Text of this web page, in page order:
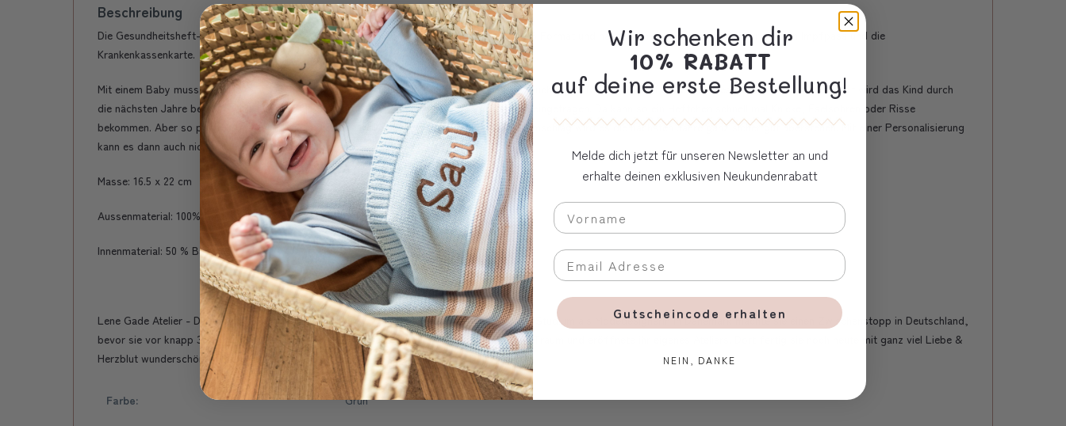
Beschreibung
Die Gesundheitsheft-Hülle von 'Atelier Gade' bietet Platz für das Gesundheitsheft in DinA 5 Format und hat zudem noch zwei Innenfächer für den Impfpass und die
Krankenkassenkarte.
Mit einem Baby muss man alle paar Wochen zum Kinderarzt für die wichtigen Kontrolluntersuchungen. Nie fehlen darf dabei das Gesundheitsheft. Dieses Heft wird das Kind durch
die nächsten Jahre begleiten. Hier werden alle Vorsorgeuntersuchungen sowie Fortschritte eingetragen. Da kann so ein Heftchen schnell mal Knicke, Eselsohren oder Risse
bekommen. Aber so perfekt geschützt wie in diesem niedlichen sowie praktischen Schutzumschlag wird es die nächsten Jahre ganz sicher gut überstehen. Mit einer Personalisierung
kann es dann auch nicht mehr verwechselt werden.
Masse: 16.5 x 22 cm
Aussenmaterial: 100% Baumwolle
Innenmaterial: 50 % Baumwolle 50% PA
Lene Gade Atelier - Die liebe Lene ist geboren und aufgewachsen in Dänemark. Nach ihrem Studium als Modedesignerin in Dänemark machte sie einen Zwischenstopp in Deutschland,
bevor sie vor knapp 30 Jahre in die Schweiz zog. 2014 erfüllte sie sich ihren langersehnten Traum und eröffnete ihr eigenes Ateliers. Dort fertig sie noch heute mit ganz viel Liebe &
Herzblut wunderschöne Produkte aus Hand.
Farbe: Grün
Wir schenken dir
10% RABATT
auf deine erste Bestellung!
Melde dich jetzt für unseren Newsletter an und
erhalte deinen exklusiven Neukundenrabatt
Gutscheincode erhalten
NEIN, DANKE